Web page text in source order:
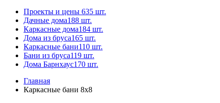
Проекты и цены 635 шт.
Дачные дома188 шт.
Каркасные дома184 шт.
Дома из бруса165 шт.
Каркасные бани110 шт.
Бани из бруса119 шт.
Дома Барнхаус170 шт.
Главная
Каркасные бани 8x8